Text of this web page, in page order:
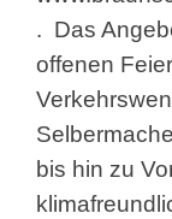
. Das
offenen
bis hin zu